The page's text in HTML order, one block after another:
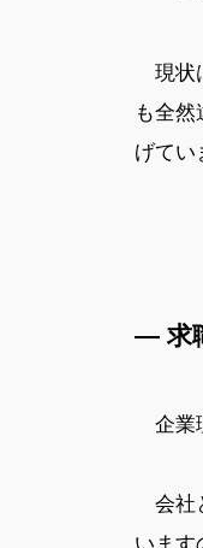
現状
も全
げてい
— 求
企業
会社